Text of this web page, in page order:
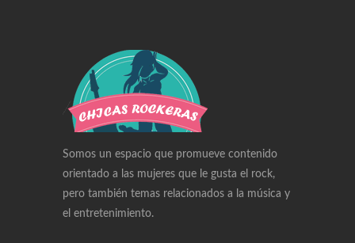
Somos un espacio que promueve contenido
orientado a las mujeres que le gusta el rock,
pero también temas relacionados a la música y
el entretenimiento.
Swiss Replica Watches
Audemars Piguet Watches Replica
Rolex Watches Replica
Richard Mille Watches Replica
Omega Watches Replica